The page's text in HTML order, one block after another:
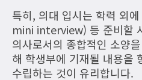
특히, 의대 입시는 학력 외
mini interview) 등 준비할
의사로서의 종합적인 소양
해 학생부에 기재될 내용을
수립하는 것이 유리합니다.